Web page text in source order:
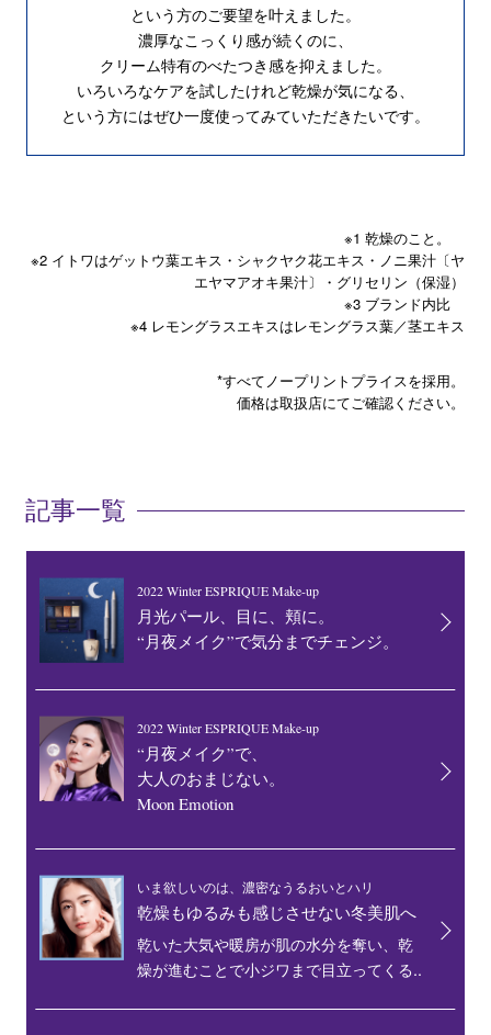
という方のご要望を叶えました。
濃厚なこっくり感が続くのに、
クリーム特有のべたつき感を抑えました。
いろいろなケアを試したけれど乾燥が気になる、
という方にはぜひ一度使ってみていただきたいです。
※1 乾燥のこと。
※2 イトワはゲットウ葉エキス・シャクヤク花エキス・ノニ果汁〔ヤ
エヤマアオキ果汁〕・グリセリン（保湿）
※3 ブランド内比
※4 レモングラスエキスはレモングラス葉／茎エキス
*すべてノープリントプライスを採用。
価格は取扱店にてご確認ください。
記事一覧
2022 Winter ESPRIQUE Make-up
月光パール、目に、頬に。
“月夜メイク”で気分までチェンジ。
2022 Winter ESPRIQUE Make-up
“月夜メイク”で、
大人のおまじない。
Moon Emotion
いま欲しいのは、濃密なうるおいとハリ
乾燥もゆるみも感じさせない冬美肌へ
乾いた大気や暖房が肌の水分を奪い、乾
燥が進むことで小ジワまで目立ってくる..